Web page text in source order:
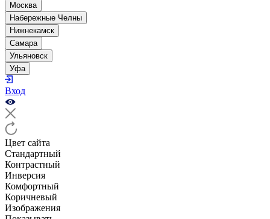
Москва
Набережные Челны
Нижнекамск
Самара
Ульяновск
Уфа
Вход
Цвет сайта
Стандартный
Контрастный
Инверсия
Комфортный
Коричневый
Изображения